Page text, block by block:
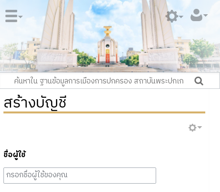
สร้างบัญชี
ชื่อผู้ใช้